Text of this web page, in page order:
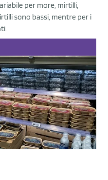
per more, mirtilli,
sono bassi, mentre per i